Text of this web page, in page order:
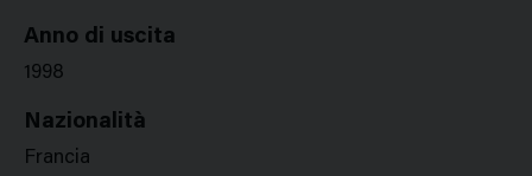
Anno di uscita
1998
Nazionalità
Francia